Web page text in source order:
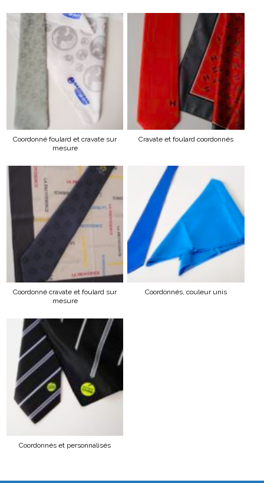
Coordonné foulard et cravate sur
mesure
Cravate et foulard coordonnés
Coordonné cravate et foulard sur
mesure
Coordonnés, couleur unis
Coordonnés et personnalisés